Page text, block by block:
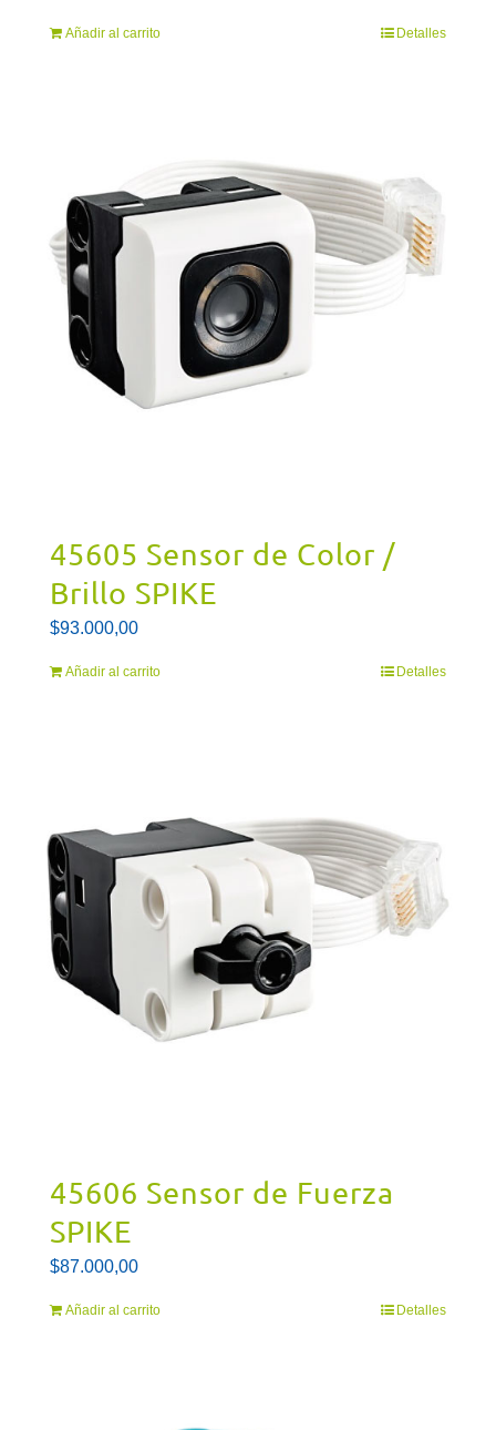
Añadir al carrito Detalles
45605 Sensor de Color /
Brillo SPIKE
$93.000,00
Añadir al carrito Detalles
45606 Sensor de Fuerza
SPIKE
$87.000,00
Añadir al carrito Detalles